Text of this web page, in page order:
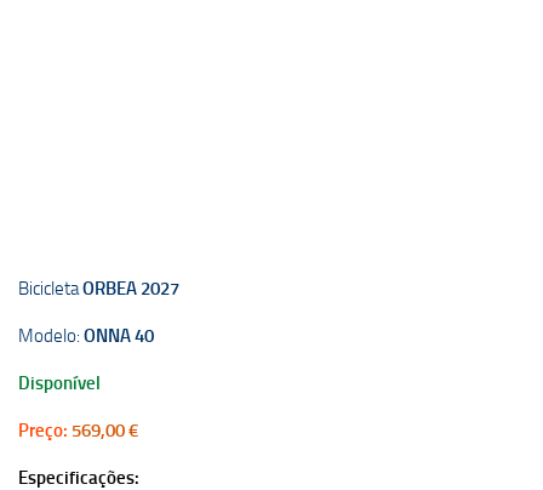
BicicletaORBEA 2027
Modelo: ONNA 40
Disponível
Preço: 569,00 €
Especificações: